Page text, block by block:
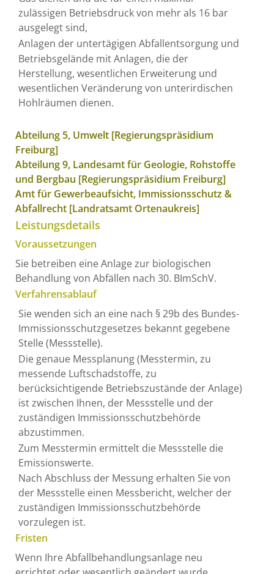
zulässigen Betriebsdruck von mehr als 16 bar
ausgelegt sind,
Anlagen der untertägigen Abfallentsorgung und
Betriebsgelände mit Anlagen, die der
Herstellung, wesentlichen Erweiterung und
wesentlichen Veränderung von unterirdischen
Hohlräumen dienen.
Abteilung 5, Umwelt [Regierungspräsidium
Freiburg]
Abteilung 9, Landesamt für Geologie, Rohstoffe
und Bergbau [Regierungspräsidium Freiburg]
Amt für Gewerbeaufsicht, Immissionsschutz &
Abfallrecht [Landratsamt Ortenaukreis]
Leistungsdetails
Voraussetzungen
Sie betreiben eine Anlage zur biologischen
Behandlung von Abfällen nach 30. BImSchV.
Verfahrensablauf
Sie wenden sich an eine nach § 29b des Bundes-
Immissionsschutzgesetzes bekannt gegebene
Stelle (Messstelle).
Die genaue Messplanung (Messtermin, zu
messende Luftschadstoffe, zu
berücksichtigende Betriebszustände der Anlage)
ist zwischen Ihnen, der Messstelle und der
zuständigen Immissionsschutzbehörde
abzustimmen.
Zum Messtermin ermittelt die Messstelle die
Emissionswerte.
Nach Abschluss der Messung erhalten Sie von
der Messstelle einen Messbericht, welcher der
zuständigen Immissionsschutzbehörde
vorzulegen ist.
Fristen
Wenn Ihre Abfallbehandlungsanlage neu